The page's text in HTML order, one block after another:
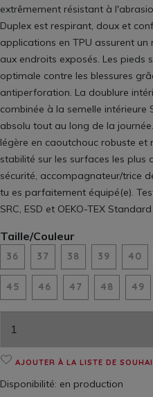
extrêmement résistant à
Duplex est respirant, doux et
applications en TPU assurent
aux endroits exposés. Les pieds
optimale contre les blessures
antiperforation. La doublure
combinée à la semelle intérieure
absolu tout au long de la
légère en caoutchouc robuste
stabilité sur les surfaces les plus
sécurité, accompagnateur/trice
tu es parfaitement équipé(e).
SRC, ESD et OEKO-TEX
Taille/Couleur
36 37 38 39 40
45 46 47 48 49
AJOUTER À LA LISTE DE
Disponibilité: en production